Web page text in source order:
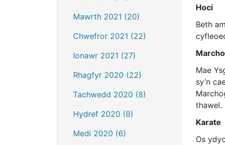
Mawrth 2021 (20)
Chwefror 2021 (22)
Ionawr 2021 (27)
Rhagfyr 2020 (22)
Tachwedd 2020 (8)
Hydref 2020 (8)
Medi 2020 (6)
Hoci
Beth
Mae
sy’n
thawel.
Karate
Os